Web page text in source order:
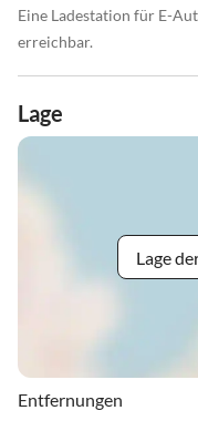
Eine Ladestation für E-
erreichbar.
Lage
Lage
Entfernungen